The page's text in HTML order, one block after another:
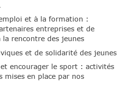
et à la formation :
entreprises et de
rencontre des jeunes
et de solidarité des jeunes
encourager le sport : activités
mises en place par nos